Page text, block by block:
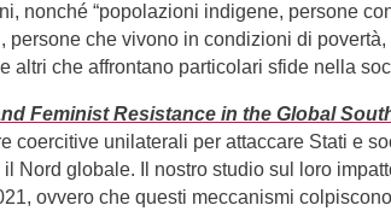
nonché “popolazioni indigene, persone
che vivono in condizioni di povertà,
altri che affrontano particolari sfide nella
Feminist Resistance in the Global
coercitive unilaterali per attaccare Stati e
Nord globale. Il nostro studio sul loro
ovvero che questi meccanismi colpiscono